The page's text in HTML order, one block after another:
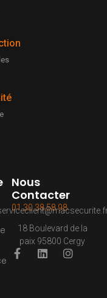
Nous
Contacter
01 30 38 58 98
18 Boulevard de la
paix 95800 Cergy